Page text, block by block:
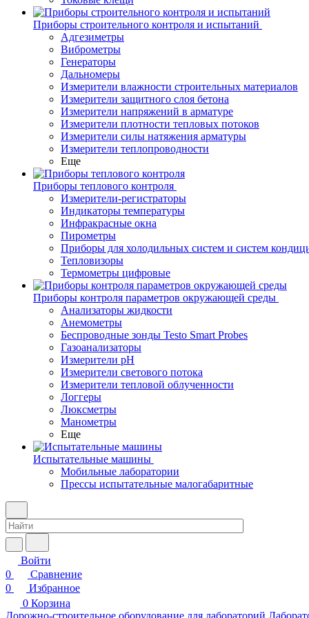
Приборы строительного контроля и испытаний
Адгезиметры
Виброметры
Генераторы
Дальномеры
Измерители влажности строительных материалов
Измерители защитного слоя бетона
Измерители напряжений в арматуре
Измерители плотности тепловых потоков
Измерители силы натяжения арматуры
Измерители теплопроводности
Еще
Приборы теплового контроля
Измерители-регистраторы
Индикаторы температуры
Инфракрасные окна
Пирометры
Приборы для холодильных систем и систем
Тепловизоры
Термометры цифровые
Приборы контроля параметров окружающей среды
Анализаторы жидкости
Анемометры
Беспроводные зонды Testo Smart Probes
Газоанализаторы
Измерители pH
Измерители светового потока
Измерители тепловой облученности
Логгеры
Люксметры
Манометры
Еще
Испытательные машины
Мобильные лаборатории
Прессы испытательные малогабаритные
Войти
0
Сравнение
0
Избранное
0 Корзина
Дорожно-строительное оборудование для лабораторий